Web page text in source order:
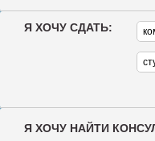
Я ХОЧУ СДАТЬ:
Я ХОЧУ НАЙТИ